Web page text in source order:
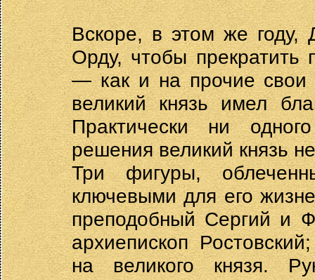
Вскоре, в этом же году,
Орду, чтобы прекратить
— как и на прочие свои
великий князь имел
Практически ни одного
решения великий князь
Три фигуры,
ключевыми для его
преподобный Сергий и
архиепископ
на великого князя.